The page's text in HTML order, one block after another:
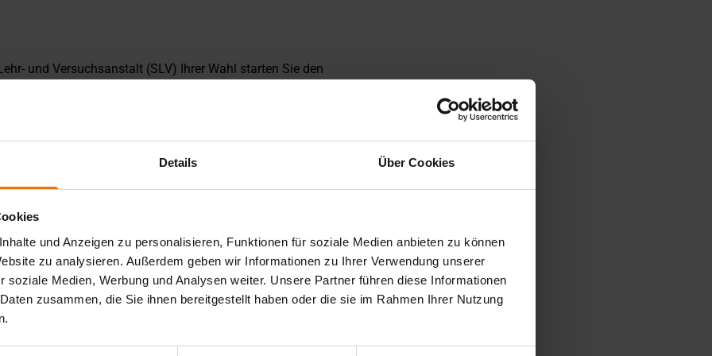
Details Über Cookies
und Anzeigen zu personalisieren, Funktionen für soziale Medien anbieten zu können
zu analysieren. Außerdem geben wir Informationen zu Ihrer Verwendung unserer
soziale Medien, Werbung und Analysen weiter. Unsere Partner führen diese Informationen
zusammen, die Sie ihnen bereitgestellt haben oder die sie im Rahmen Ihrer Nutzung
und Versuchsanstalt (SLV) Ihrer Wahl starten Sie den
werden.
zu Teil 1 oder während Teil 3 angemeldet und besucht
keine Prüfung abgelegt werden.
einer mündlichen Abschlussprüfung.
erfolgreich abgelegt werden.
werden, bevor die Prüfung hierfür geschrieben
finden Sie im Leitfaden für Teil 3 eine detaillierte
jeweiligen Einrichtung.
Die Zeit läuft, sobald die Teil 1 Prüfung zum
Prüfungen.